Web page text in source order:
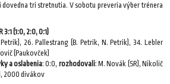
dovedna tri stretnutia. V sobotu preveria výber trénera
(1:0, 2:0, 0:1)
26. Pallestrang (B. Petrik, N. Petrik), 34. Lebler
(Paukovček)
a oslabenia: 0:0, rozhodovali: M. Novák (SR), Nikolič
2000 divákov